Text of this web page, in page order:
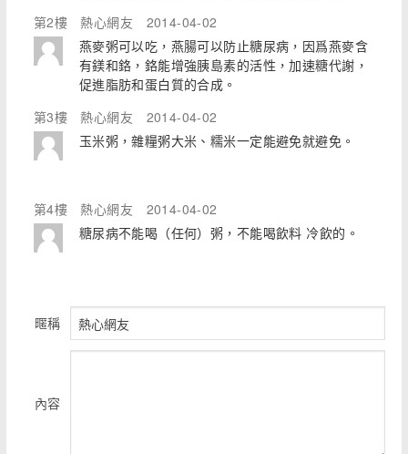
第2樓
熱心網友
2014-04-02
燕麥粥可以吃，燕腸可以防止糖尿病，因爲燕麥含
有鎂和鉻，鉻能增強胰島素的活性，加速糖代謝，
促進脂肪和蛋白質的合成。
第3樓
熱心網友
2014-04-02
玉米粥，雜糧粥大米、糯米一定能避免就避免。
第4樓 熱心網友
2014-04-02
糖尿病不能喝（任何）粥，不能喝飲料 冷飲的。
暱稱
內容